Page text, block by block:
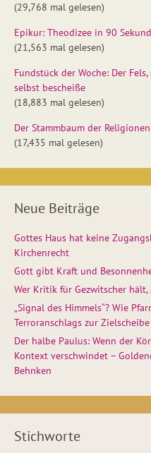
(29,768 mal gelesen)
Epikur: Theodizee in 90
(21,563 mal gelesen)
Fundstück der Woche: Der
selbst bescheiße
(18,883 mal gelesen)
Der Stammbaum der Religionen
(17,435 mal gelesen)
Neue Beiträge
Gottes Haus hat keine
Kirchenrecht
Gott gibt Kraft und
Wer Kritik für Gezwitscher
„Signal des Himmels“? Wie
Terroranschlags zur
Der halbe Paulus: Wenn der
Kontext verschwindet –
Behnken
Stichworte